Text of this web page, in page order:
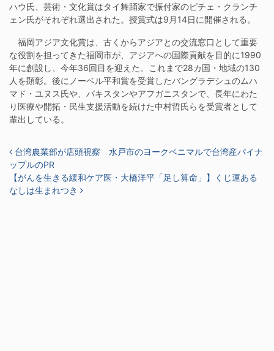
ハウ氏、芸術・文化賞はタイ舞踊家で振付家のピチェ・クランチ
ェン氏がそれぞれ選出された。授賞式は9月14日に開催される。
福岡アジア文化賞は、古くからアジアとの交流窓⼝として重要
な役割を担ってきた福岡市が、アジアへの国際貢献を目的に1990
年に創設し、今年36回目を迎えた。これまで28カ国・地域の130
人を顕彰。後にノーベル平和賞を受賞したバングラデシュのムハ
マド・ユヌス氏や、パキスタンやアフガニスタンで、長年にわた
り医療や開拓・民生支援活動を続けた中村哲氏らを受賞者として
輩出している。
投稿ナビゲーション
台湾農業部が店頭視察 水戸市のヨークベニマルで台湾産パイナ
ップルのPR
【がんを生きる緩和ケア医・大橋洋平「足し算命」】くじ運ある
なしは生まれつき